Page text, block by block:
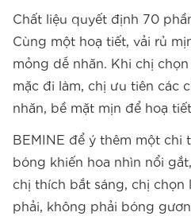
Chất liệu quyết định 70
Cùng một hoạ tiết, vải rủ
mỏng dễ nhăn. Khi chị chọn
mặc đi làm, chị ưu tiên các
nhăn, bề mặt mịn để hoạ
BEMINE để ý thêm một chi
bóng khiến hoa nhìn nổi
chị thích bắt sáng, chị chọn
phải, không phải bóng